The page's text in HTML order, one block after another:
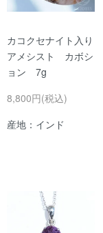
カコクセナイト入り
アメシスト カボシ
ョン 7g
8,800円(税込)
産地：インド